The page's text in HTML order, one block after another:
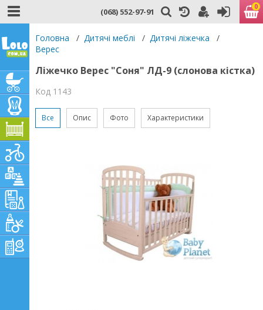
(068) 552-97-91 0
Головна / Дитячі меблі / Дитячі ліжечка
/
Верес
Ліжечко Верес "Соня" ЛД-9 (слонова кістка)
Код 1143
Все Опис Фото Характеристики